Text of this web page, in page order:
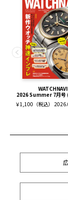
WATCHNAVI
2026 Summer 7月号
￥1,100（税込）